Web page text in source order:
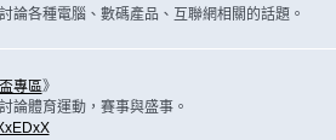
論各種電腦、數碼產品、互聯網相關的話題。
專區》
論體育運動，賽事與盛事。